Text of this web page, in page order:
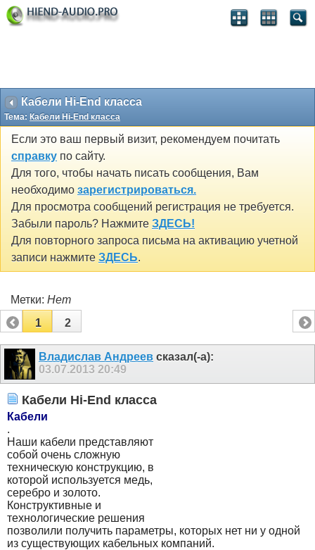
Кабели Hi-End класса
Тема: Кабели Hi-End класса
Если это ваш первый визит, рекомендуем почитать
справку по сайту.
Для того, чтобы начать писать сообщения, Вам
необходимо зарегистрироваться.
Для просмотра сообщений регистрация не требуется.
Забыли пароль? Нажмите ЗДЕСЬ!
Для повторного запроса письма на активацию учетной
записи нажмите ЗДЕСЬ.
Метки: Нет
1
2
Владислав Андреев сказал(-а):
03.07.2013 20:49
Кабели Hi-End класса
Кабели
.
Наши кабели представляют
собой очень сложную
техническую конструкцию, в
которой используется медь,
серебро и золото.
Конструктивные и
технологические решения
позволили получить параметры, которых нет ни у одной
из существующих кабельных компаний.